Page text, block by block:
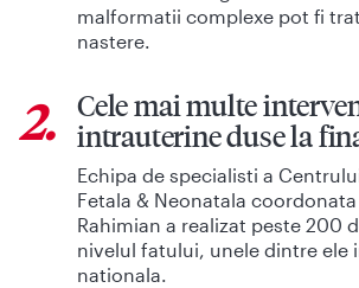
malformatii complexe pot fi
nastere.
2.
Cele mai multe
intrauterine duse la
Echipa de specialisti a
Fetala & Neonatala
Rahimian a realizat peste 200
nivelul fatului, unele dintre ele
nationala.